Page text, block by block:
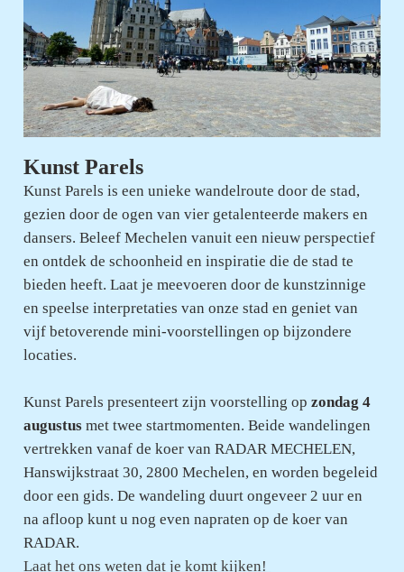
Kunst Parels
Kunst Parels is een unieke wandelroute door de stad,
gezien door de ogen van vier getalenteerde makers en
dansers. Beleef Mechelen vanuit een nieuw perspectief
en ontdek de schoonheid en inspiratie die de stad te
bieden heeft. Laat je meevoeren door de kunstzinnige
en speelse interpretaties van onze stad en geniet van
vijf betoverende mini-voorstellingen op bijzondere
locaties.
Kunst Parels presenteert zijn voorstelling op zondag 4
augustus met twee startmomenten. Beide wandelingen
vertrekken vanaf de koer van RADAR MECHELEN,
Hanswijkstraat 30, 2800 Mechelen, en worden begeleid
door een gids. De wandeling duurt ongeveer 2 uur en
na afloop kunt u nog even napraten op de koer van
RADAR.
Laat het ons weten dat je komt kijken!